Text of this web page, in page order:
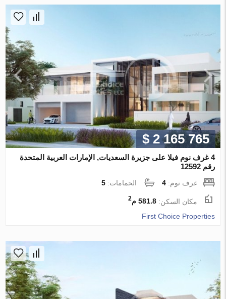
$ 2 165 765
4 غرف نوم فيلا على جزيرة السعديات, الإمارات العربية المتحدة
رقم 12592
غرف نوم:4 الحمامات:5
مكان السكن:581.8 م 2
First Choice Properties